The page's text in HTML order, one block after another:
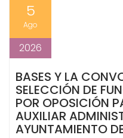
5
Ago
2026
BASES Y LA
SELECCIÓN DE
POR OPOSICIÓN
AUXILIAR
AYUNTAMIENTO